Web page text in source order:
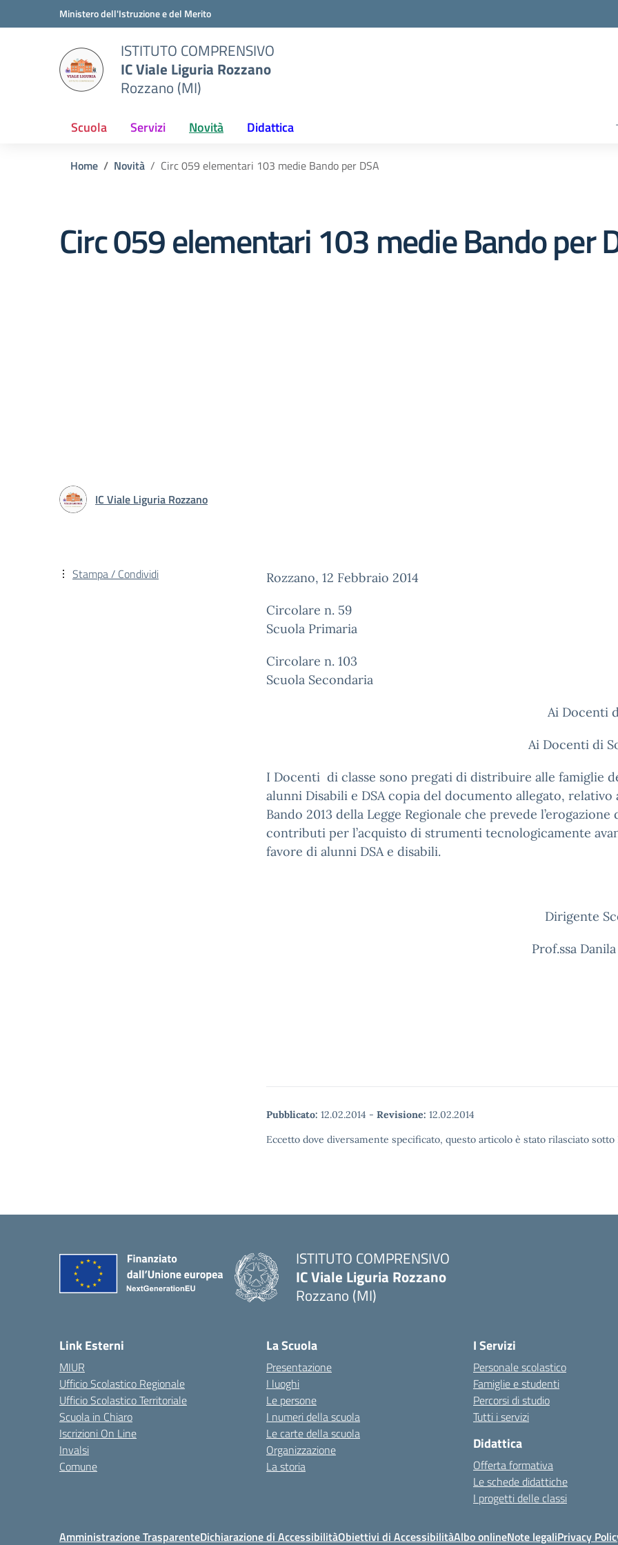
Vai ai contenuti
Vai al menu di navigazioneMinistero dell'Istruzione e del Merito
ISTITUTO COMPRENSIVO
IC Viale Liguria Rozzano
Rozzano (MI)
Scuola Servizi Novità Didattica
Home Novità Circ 059 elementari 103 medie Bando per DSA
Circ 059 elementari 103 medie Bando per
IC Viale Liguria Rozzano
Rozzano, 12 Febbraio 2014
Circolare n. 59
Scuola Primaria
Circolare n. 103
Scuola Secondaria
Ai Docenti
Ai Docenti di
I Docenti di classe sono pregati di distribuire alle famiglie
alunni Disabili e DSA copia del documento allegato, relativo
Bando 2013 della Legge Regionale che prevede l’erogazione
contributi per l’acquisto di strumenti tecnologicamente
favore di alunni DSA e disabili.
Dirigente
Prof.ssa
Pubblicato: 12.02.2014 - Revisione: 12.02.2014
Eccetto dove diversamente specificato, questo articolo è stato rilasciato
Stampa / Condividi
ISTITUTO COMPRENSIVO
IC Viale Liguria Rozzano
Rozzano (MI)
Link Esterni
MIUR
Ufficio Scolastico Regionale
Ufficio Scolastico Territoriale
Scuola in Chiaro
Iscrizioni On Line
Invalsi
Comune
La Scuola
Presentazione
I luoghi
Le persone
I numeri della scuola
Le carte della scuola
Organizzazione
La storia
I Servizi
Personale scolastico
Famiglie e studenti
Percorsi di studio
Tutti i servizi
Didattica
Offerta formativa
Le schede didattiche
I progetti delle classi
Amministrazione TrasparenteDichiarazione di AccessibilitàObiettivi di AccessibilitàAlbo onlineNote legaliPrivacy